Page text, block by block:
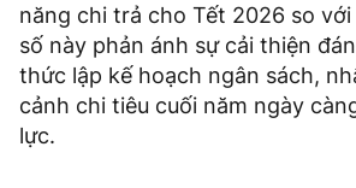
năng chi trả cho Tết 2026 so
số này phản ánh sự cải thiện
thức lập kế hoạch ngân sách,
cảnh chi tiêu cuối năm ngày
lực.